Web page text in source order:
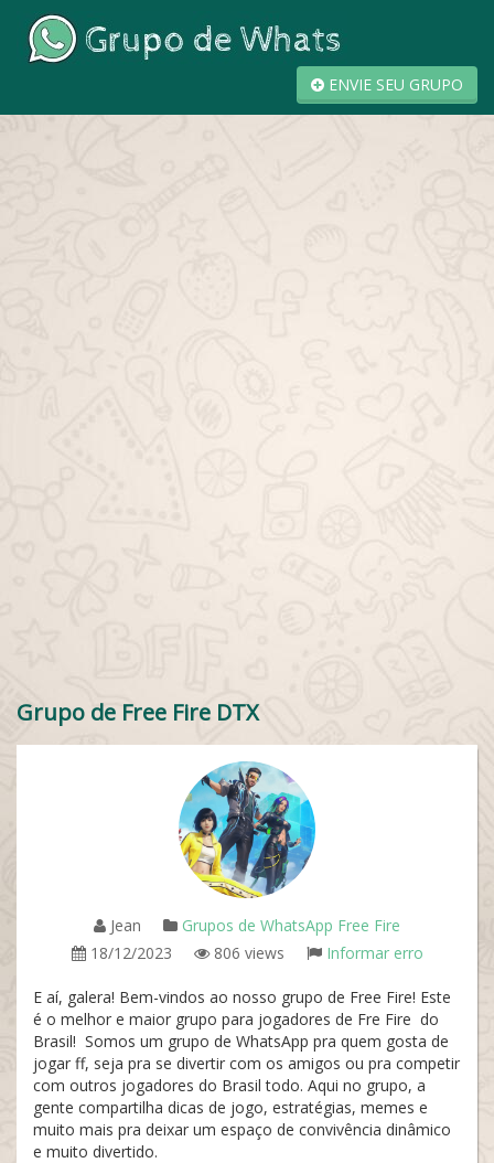
ENVIE SEU GRUPO
Grupo de Free Fire DTX
Jean
Grupos de WhatsApp Free Fire
18/12/2023
806 views Informar erro
E aí, galera! Bem-vindos ao nosso grupo de Free Fire! Este
é o melhor e maior grupo para jogadores de Fre Fire do
Brasil! Somos um grupo de WhatsApp pra quem gosta de
jogar ff, seja pra se divertir com os amigos ou pra competir
com outros jogadores do Brasil todo. Aqui no grupo, a
gente compartilha dicas de jogo, estratégias, memes e
muito mais pra deixar um espaço de convivência dinâmico
e muito divertido.